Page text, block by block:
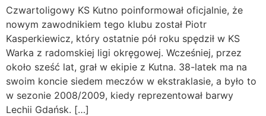
Czwartoligowy KS Kutno poinformował oficjalnie, że
nowym zawodnikiem tego klubu został Piotr
Kasperkiewicz, który ostatnie pół roku spędził w KS
Warka z radomskiej ligi okręgowej. Wcześniej, przez
około sześć lat, grał w ekipie z Kutna. 38-latek ma na
swoim koncie siedem meczów w ekstraklasie, a było to
w sezonie 2008/2009, kiedy reprezentował barwy
Lechii Gdańsk. […]